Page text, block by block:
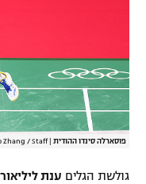
פוסארלה סינדו ההודית |
Zhang / Staff
גולשת הגלים ענת ליליאור